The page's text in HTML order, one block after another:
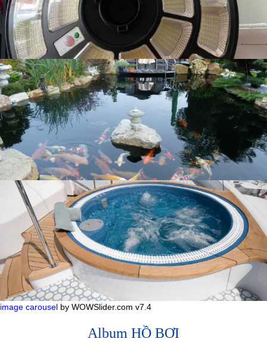
image carousel by WOWSlider.com v7.4
Album HỒ BƠI